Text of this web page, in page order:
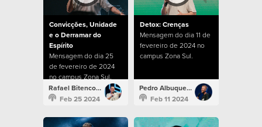
Convicções, Unidade
e o Derramar do
Espírito
Mensagem do dia 25
de fevereiro de 2024
no campus Zona Sul.
Rafael Bitencourt
Feb 25 2024
Detox: Crenças
Mensagem do dia 11 de
fevereiro de 2024 no
campus Zona Sul.
Pedro Albuquerque
Feb 11 2024